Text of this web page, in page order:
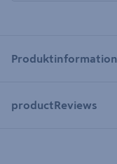
Produktinformation
productReviews